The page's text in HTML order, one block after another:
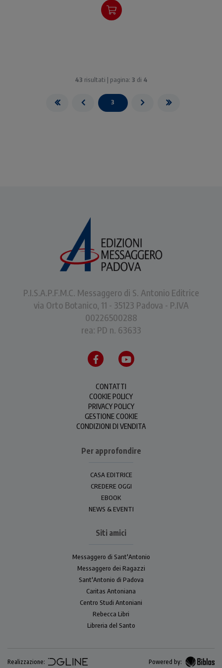
43 risultati | pagina: 3 di 4
3
P.I.S.A.P.F.M.C. Messaggero di S. Antonio Editrice
via Orto Botanico, 11 - 35123 Padova - P.IVA
00226500288
rea: PD n. 63633
CONTATTI
COOKIE POLICY
PRIVACY POLICY
GESTIONE COOKIE
CONDIZIONI DI VENDITA
Per approfondire
CASA EDITRICE
CREDERE OGGI
EBOOK
NEWS & EVENTI
Siti amici
Messaggero di Sant'Antonio
Messaggero dei Ragazzi
Sant'Antonio di Padova
Caritas Antoniana
Centro Studi Antoniani
Rebecca Libri
Libreria del Santo
Realizzazione: Powered by: